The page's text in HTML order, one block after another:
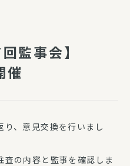
監事会】
催
り、意見交換を行いまし
査の内容と監事を確認しま